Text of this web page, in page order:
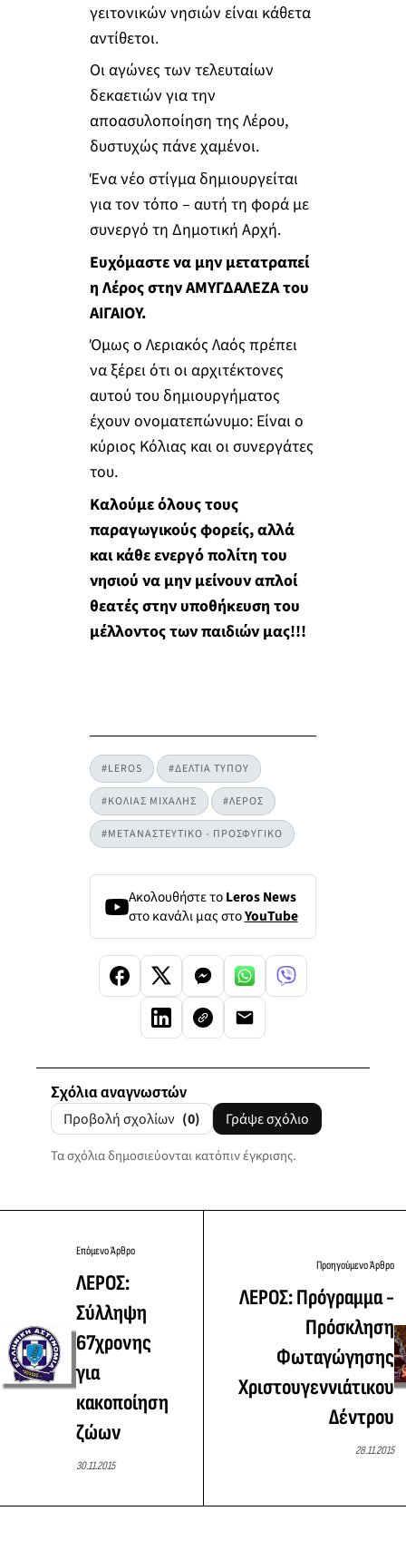
γειτονικών νησιών είναι κάθετα
αντίθετοι.
Οι αγώνες των τελευταίων
δεκαετιών για την
αποασυλοποίηση της Λέρου,
δυστυχώς πάνε χαμένοι.
Ένα νέο στίγμα δημιουργείται
για τον τόπο – αυτή τη φορά με
συνεργό τη Δημοτική Αρχή.
Ευχόμαστε να μην μετατραπεί
η Λέρος στην ΑΜΥΓΔΑΛΕΖΑ του
ΑΙΓΑΙΟΥ.
Όμως ο Λεριακός Λαός πρέπει
να ξέρει ότι οι αρχιτέκτονες
αυτού του δημιουργήματος
έχουν ονοματεπώνυμο: Είναι ο
κύριος Κόλιας και οι συνεργάτες
του.
Καλούμε όλους τους
παραγωγικούς φορείς, αλλά
και κάθε ενεργό πολίτη του
νησιού να μην μείνουν απλοί
θεατές στην υποθήκευση του
μέλλοντος των παιδιών μας!!!
#LEROS #ΔΕΛΤΙΑ ΤΥΠΟΥ
#ΚΟΛΙΑΣ ΜΙΧΑΛΗΣ #ΛΕΡΟΣ
#ΜΕΤΑΝΑΣΤΕΥΤΙΚΟ - ΠΡΟΣΦΥΓΙΚΟ
Ακολουθήστε τοLeros News
στο κανάλι μας στοYouTube
Σχόλια αναγνωστών
Προβολή σχολίων (0) Γράψε σχόλιο
Τα σχόλια δημοσιεύονται κατόπιν έγκρισης.
Επόμενο Άρθρο
ΛΕΡΟΣ:
Σύλληψη
67χρονης
για
κακοποίηση
ζώων
30.11.2015
Προηγούμενο Άρθρο
ΛΕΡΟΣ: Πρόγραμμα -
Πρόσκληση
Φωταγώγησης
Χριστουγεννιάτικου
Δέντρου
28.11.2015